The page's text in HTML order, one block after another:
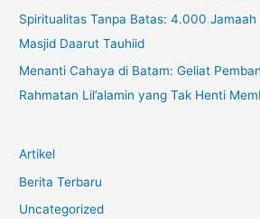
Spiritualitas Tanpa Batas: 4.000
Masjid Daarut Tauhiid
Menanti Cahaya di Batam: Geliat
Rahmatan Lil’alamin yang Tak Henti
Artikel
Berita Terbaru
Uncategorized